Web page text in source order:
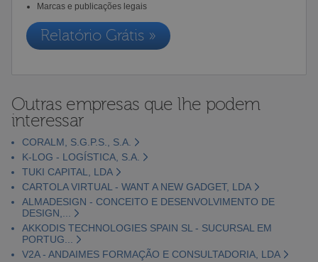
Marcas e publicações legais
Relatório Grátis »
Outras empresas que lhe podem
interessar
CORALM, S.G.P.S., S.A.
K-LOG - LOGÍSTICA, S.A.
TUKI CAPITAL, LDA
CARTOLA VIRTUAL - WANT A NEW GADGET, LDA
ALMADESIGN - CONCEITO E DESENVOLVIMENTO DE
DESIGN,...
AKKODIS TECHNOLOGIES SPAIN SL - SUCURSAL EM
PORTUG...
V2A - ANDAIMES FORMAÇÃO E CONSULTADORIA, LDA